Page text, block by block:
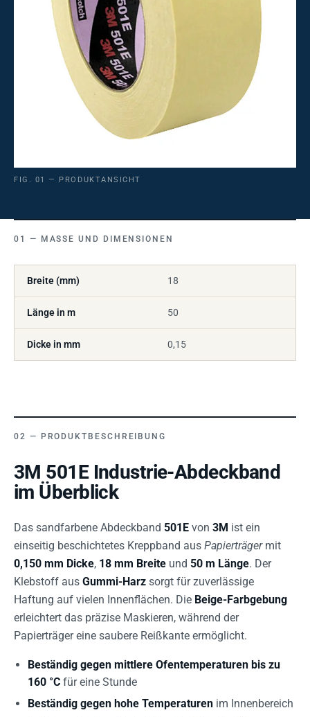
FIG. 01 — PRODUKTANSICHT
MASSE UND DIMENSIONEN
Breite (mm) 18
Länge in m 50
Dicke in mm 0,15
PRODUKTBESCHREIBUNG
3M 501E Industrie-Abdeckband
im Überblick
Das sandfarbene Abdeckband 501E von 3M ist ein
einseitig beschichtetes Kreppband aus Papierträgermit
0,150 mm Dicke, 18 mm Breite und 50 m Länge. Der
Klebstoff aus Gummi-Harz sorgt für zuverlässige
Haftung auf vielen Innenflächen. Die Beige-Farbgebung
erleichtert das präzise Maskieren, während der
Papierträger eine saubere Reißkante ermöglicht.
Beständig gegen mittlere Ofentemperaturen bis zu
160 °C für eine Stunde
Beständig gegen hohe Temperaturen im Innenbereich